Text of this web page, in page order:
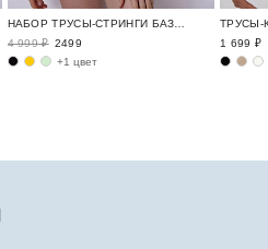
4 999 ₽ 2499
+1 цвет
1 699 ₽